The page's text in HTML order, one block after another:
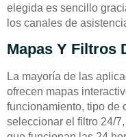
elegida es sencillo
los canales de
Mapas Y Filtros
La mayoría de las
ofrecen mapas
funcionamiento, tipo de
seleccionar el filtro 24/